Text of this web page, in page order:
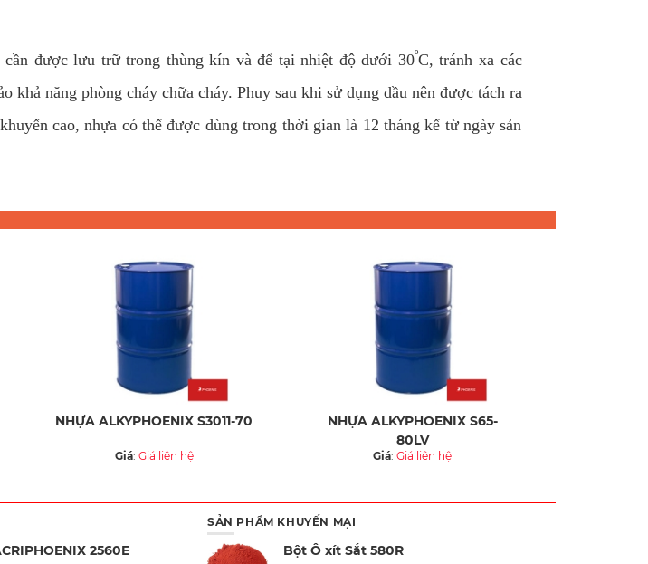
được lưu trữ trong thùng kín và để tại nhiệt độ dưới 30ºC, tránh xa các
khả năng phòng cháy chữa cháy. Phuy sau khi sử dụng dầu nên được tách ra
cao, nhựa có thể được dùng trong thời gian là 12 tháng kể từ ngày sản
NHỰA ALKYPHOENIX S3011-70
Giá: Giá liên hệ
NHỰA ALKYPHOENIX S65-
80LV
Giá: Giá liên hệ
2560E
SẢN PHẨM KHUYẾN MẠI
Bột Ô xít Sắt 580R